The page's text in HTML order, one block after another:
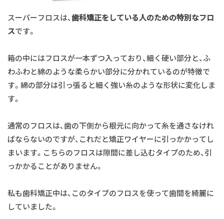
スーパーフロスは、歯科矯正をしている人のための特別なフロ
スです。
箱の中にはフロスが一本ずつ入っており、細く硬い部分と、ふ
わふわと綿のような柔らかい部分に分かれているのが特徴で
す。綿の部分は引っ張ると細く強い糸のような形状に変化しま
す。
通常のフロスは、歯の下側から根元に向かって糸を通さなけれ
ばならないのですが、これだと矯正ワイヤーに引っかかってし
まいます。こちらのフロスは隙間に差し込むタイプのため、引
っかかることがありません。
私も歯科矯正中は、このタイプのフロスを使って歯間を綺麗に
していました。